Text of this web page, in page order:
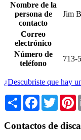
Nombre de la
persona de
contacto
Jim
Correo
electrónico
Número de
teléfono
713-
¿Descubriste que hay
Share Facebook
Twitter
Contactos de